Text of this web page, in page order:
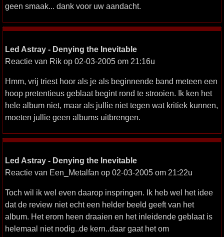
geen smaak... dank voor uw aandacht.
Led Astray - Denying the Inevitable
Reactie van Rik op 02-03-2005 om 21:16u
Hmm, vrij triest hoor als je als beginnende band meteen een
hoop pretentieus geblaat begint rond te strooien. Ik ken het
hele album niet, maar als jullie niet tegen wat kritiek kunnen,
moeten jullie geen albums uitbrengen.
Led Astray - Denying the Inevitable
Reactie van Een_Metalfan op 02-03-2005 om 21:22u
Toch wil ik wel even daarop inspringen. Ik heb wel het idee
dat de review niet echt een helder beeld geeft van het
album. Het erom heen draaien en het inleidende geblaat is
helemaal niet nodig..de kern..daar gaat het om